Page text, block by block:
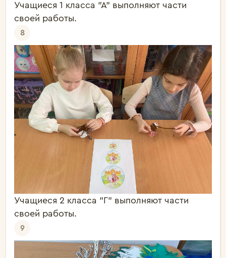
Учащиеся 1 класса "А" выполняют части
своей работы.
8
Учащиеся 2 класса "Г" выполняют части
своей работы.
9